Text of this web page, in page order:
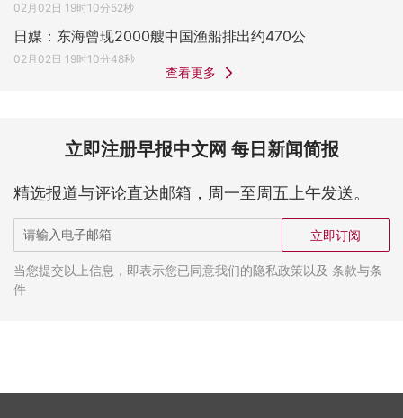
02月02日 19时10分52秒
日媒：东海曾现2000艘中国渔船排出约470公
02月02日 19时10分48秒
查看更多
立即注册早报中文网 每日新闻简报
精选报道与评论直达邮箱，周一至周五上午发送。
立即订阅
当您提交以上信息，即表示您已同意我们的隐私政策以及 条款与条
件